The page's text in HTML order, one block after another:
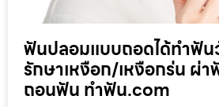
ฟันปลอมแบบถอดได้ทำฟัน
รักษาเหงือก/เหงือกร่น ผ่
ถอนฟัน ทำฟัน.com